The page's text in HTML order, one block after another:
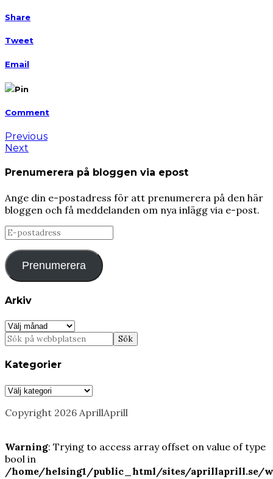
Share
Tweet
Email
Pin
Comment
Previous
Next
Prenumerera på bloggen via epost
Ange din e-postadress för att prenumerera på den här
bloggen och få meddelanden om nya inlägg via e-post.
E-
postadress
Prenumerera
Arkiv
Arkiv
Kategorier
Kategorier
Copyright 2026 AprillAprill
Warning: Trying to access array offset on value of type
bool in
/home/helsing1/public_html/sites/aprillaprill.se/